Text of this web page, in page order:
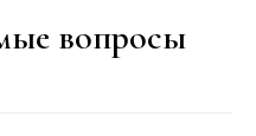
вопросы